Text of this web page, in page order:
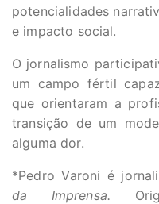
potencialidades
e impacto social.
O jornalismo
um campo fértil
que orientaram a
transição de um
alguma dor.
*Pedro Varoni é
da Imprensa.